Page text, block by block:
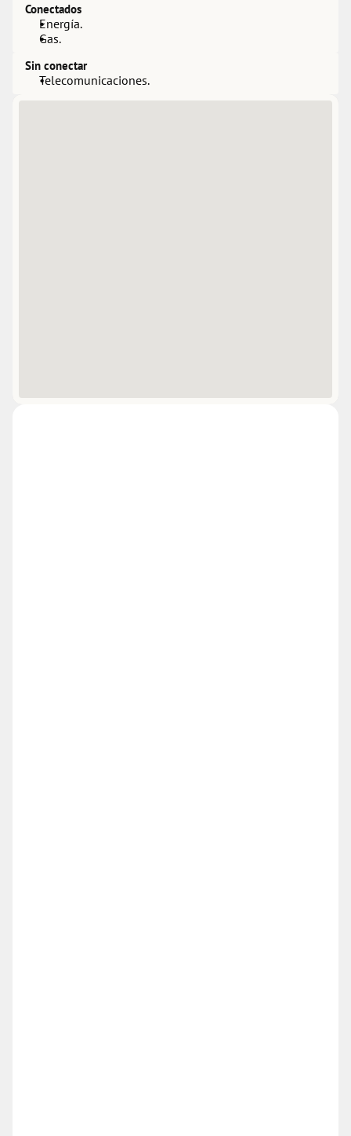
Conectados
Energía.
Gas.
Sin conectar
Telecomunicaciones.